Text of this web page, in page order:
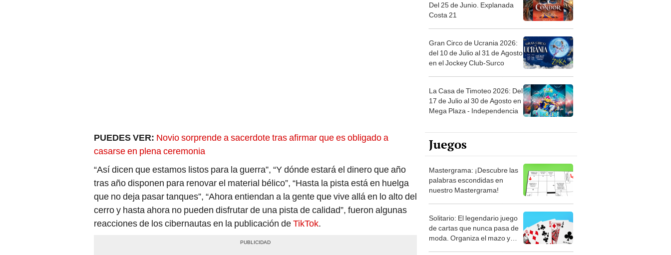
PUEDES VER: Novio sorprende a sacerdote tras afirmar que es obligado a
casarse en plena ceremonia
“Así dicen que estamos listos para la guerra”, “Y dónde estará el dinero que año
tras año disponen para renovar el material bélico”, “Hasta la pista está en huelga
que no deja pasar tanques”, “Ahora entiendan a la gente que vive allá en lo alto del
cerro y hasta ahora no pueden disfrutar de una pista de calidad”, fueron algunas
reacciones de los cibernautas en la publicación deTikTok.
Del 25 de Junio. Explanada
Costa 21
Gran Circo de Ucrania 2026:
del 10 de Julio al 31 de Agosto
en el Jockey Club-Surco
La Casa de Timoteo 2026: Del
17 de Julio al 30 de Agosto en
Mega Plaza - Independencia
Juegos
Mastergrama: ¡Descubre las
palabras escondidas en
nuestro Mastergrama!
Solitario: El legendario juego
de cartas que nunca pasa de
moda. Organiza el mazo y